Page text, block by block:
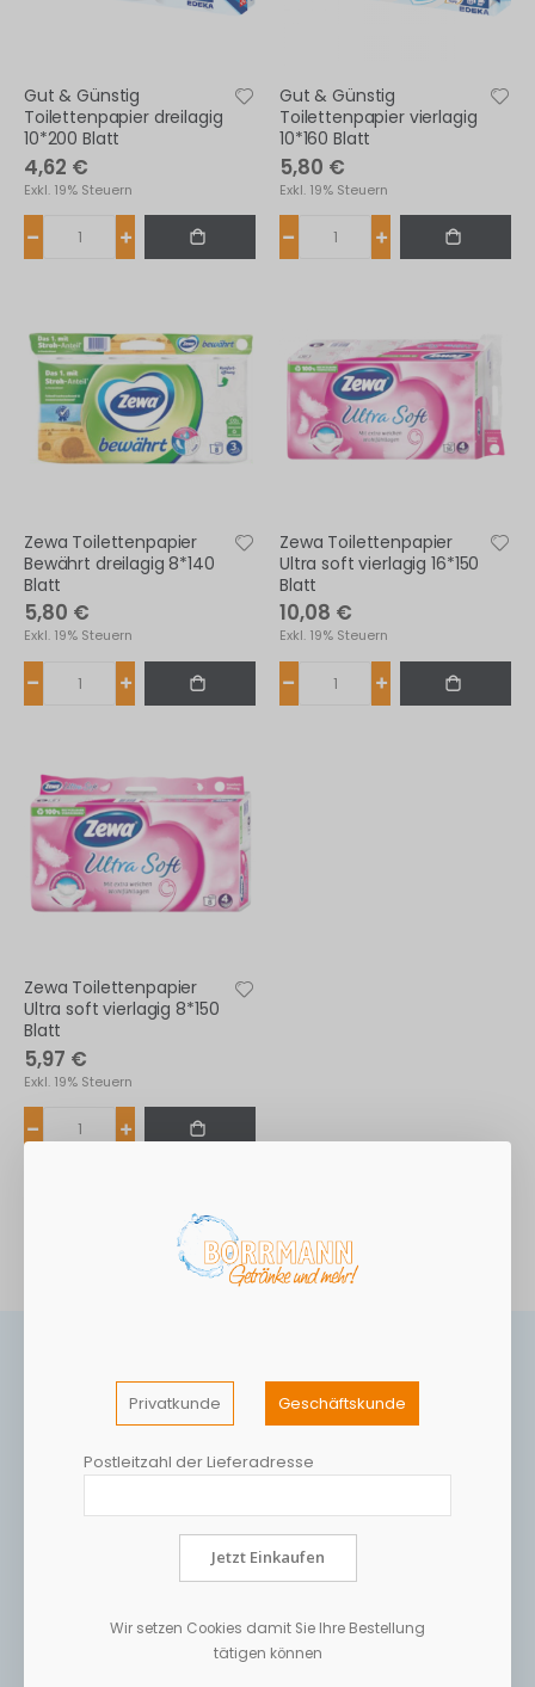
Gut & Günstig
Toilettenpapier dreilagig
10*200 Blatt
4,62 €
Exkl. 19% Steuern
Gut & Günstig
Toilettenpapier vierlagig
10*160 Blatt
5,80 €
Exkl. 19% Steuern
Zewa Toilettenpapier
Bewährt dreilagig 8*140
Blatt
5,80 €
Exkl. 19% Steuern
Zewa Toilettenpapier
Ultra soft vierlagig 16*150
Blatt
10,08 €
Exkl. 19% Steuern
Zewa Toilettenpapier
Ultra soft vierlagig 8*150
Blatt
5,97 €
Exkl. 19% Steuern
Privatkunde Geschäftskunde
Postleitzahl der Lieferadresse
Jetzt Einkaufen
Wir setzen Cookies damit Sie Ihre Bestellung
tätigen können